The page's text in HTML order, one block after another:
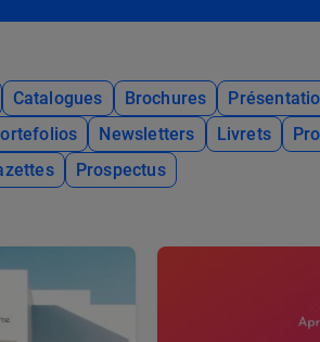
Catalogues Brochures
Newsletters Livrets
Prospectus